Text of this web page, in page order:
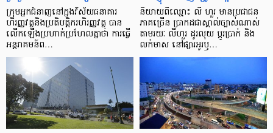
ក្រុម​អ្នក​ជំនាញ​នៅ​ក្នុង​វិស័យ​ធនាគារ
ហិរញ្ញវត្ថុ​និង​ប្រតិបត្តិករ​ហិរញ្ញ​វត្ថុ បាន​​
លើក​ឡើង​ប្រហាក់​ប្រហែល​គ្នា​ថា ការ​ធ្វើ​
អន្តរាគមន៍​ព…
និយាយ​ពី​ឈ្មោះ លី ហួរ មាន​ប្រជាជន​
ភាគ​ច្រើន ប្រាកដ​ជា​ស្គាល់​ច្បាស់​ណាស់
តាមរយៈ លីហួរ ដូរ​លុយ ប្តូរ​បា្រក់ និង​
លក់​មាស នៅ​ផ្សារ​អូរ​ឫ…